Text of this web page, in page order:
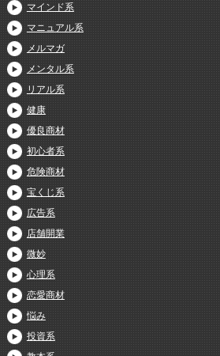
マインド系
マニュアル系
メルマガ
メンタル系
リアル系
健康
優良商材
初心者系
危険商材
宝くじ系
広告系
店舗開業
微妙
心理系
恋愛商材
悩み
投資系